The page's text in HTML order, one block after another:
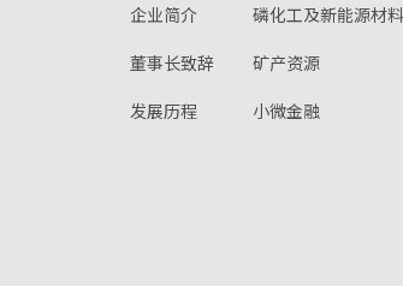
企业简介
董事长致辞
发展历程
磷化工及新能源材料
矿产资源
小微金融